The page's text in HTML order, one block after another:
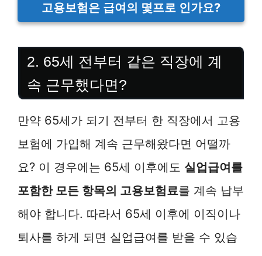
고용보험은 급여의 몇프로 인가요?
2. 65세 전부터 같은 직장에 계
속 근무했다면?
만약 65세가 되기 전부터 한 직장에서 고용
보험에 가입해 계속 근무해왔다면 어떨까
요? 이 경우에는 65세 이후에도 실업급여를
포함한 모든 항목의 고용보험료를 계속 납부
해야 합니다. 따라서 65세 이후에 이직이나
퇴사를 하게 되면 실업급여를 받을 수 있습